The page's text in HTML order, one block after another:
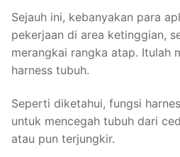
Sejauh ini, kebanyakan para
pekerjaan di area ketinggian,
merangkai rangka atap. Itulah
harness tubuh.
Seperti diketahui, fungsi
untuk mencegah tubuh dari
atau pun terjungkir.